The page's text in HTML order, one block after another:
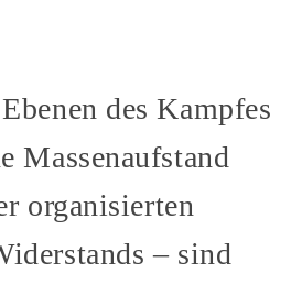
des Kampfes
Massenaufstand
organisierten
– sind